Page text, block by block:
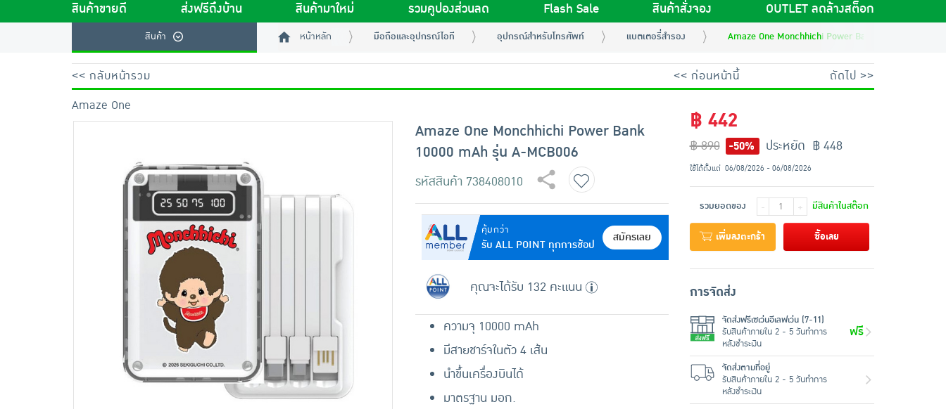
สินค้าขายดี ส่งฟรีถึงบ้าน สินค้ามาใหม่ รวมคูปองส่วนลด Flash Sale สินค้าสั่งจอง OUTLET ลดล้างสต็อก
สินค้า หน้าหลัก มือถือและอุปกรณ์ไอที อุปกรณ์สำหรับโทรศัพท์ แบตเตอรี่สำรอง Amaze One Monchhichi Power Bank 10000 mAh รุ่น
<< กลับหน้ารวม << ก่อนหน้านี้
ถัดไป >>
Amaze One
Amaze One Monchhichi Power Bank
10000 mAh รุ่น A-MCB006
รหัสสินค้า 738408010
คุ้มกว่า
รับ ALL POINT ทุกการช้อป
สมัครเลย
คุณจะได้รับ 132 คะแนน
ความจุ 10000 mAh
มีสายชาร์จในตัว 4 เส้น
นำขึ้นเครื่องบินได้
มาตรฐาน มอก.
฿ 442
฿ 890 -50% ประหยัด ฿ 448
ใช้ได้ตั้งแต่ 06/08/2026 - 06/08/2026
รวมยอดของ - + มีสินค้าในสต๊อก
เพิ่มลงตะกร้า ซื้อเลย
การจัดส่ง
จัดส่งฟรีเซเว่นอีเลฟเว่น (7-11)
รับสินค้าภายใน 2 - 5 วันทำการ
หลังชำระเงิน
ฟรี
จัดส่งตามที่อยู่
รับสินค้าภายใน 2 - 5 วันทำการ
หลังชำระเงิน